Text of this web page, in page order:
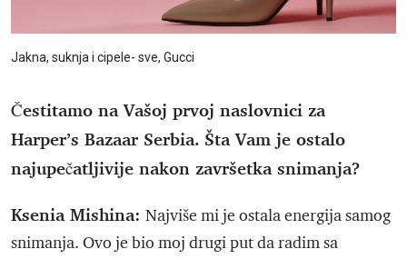
Jakna, suknja i cipele- sve, Gucci
Čestitamo na Vašoj prvoj naslovnici za
Harper’s Bazaar Serbia. Šta Vam je ostalo
najupečatljivije nakon završetka snimanja?
Ksenia Mishina: Najviše mi je ostala energija samog
snimanja. Ovo je bio moj drugi put da radim sa